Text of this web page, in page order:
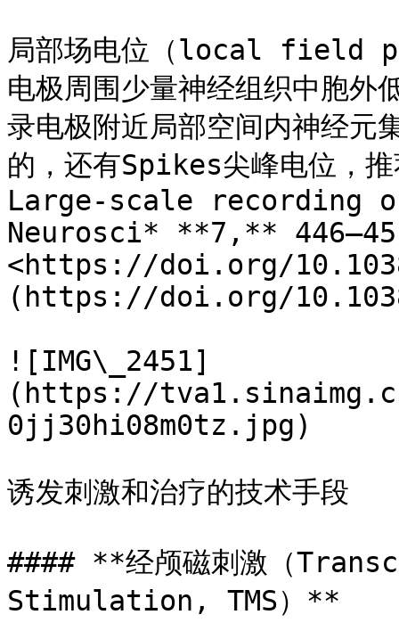
局部场电位（local field
电极周围少量神经组织中胞外
录电极附近局部空间内神经元
的，还有Spikes尖峰电位，
Large-scale recording
Neurosci* **7,**
<https://doi.org/
(https://doi.org/
![IMG\_2451]
(https://tva1.sinaimg.cn/
0jj30hi08m0tz.jpg)
诱发刺激和治疗的技术手段
#### **经颅磁刺激（
Stimulation, TMS）**